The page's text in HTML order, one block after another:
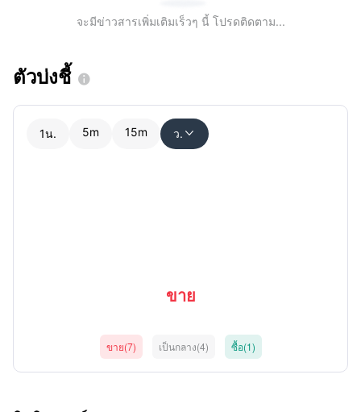
จะมีข่าวสารเพิ่มเติมเร็วๆ นี้ โปรดติดตาม...
ตัวบ่งชี้ 
1น. 5m 15m ว. 
ขาย
ขาย(7) เป็นกลาง(4) ซื้อ(1)